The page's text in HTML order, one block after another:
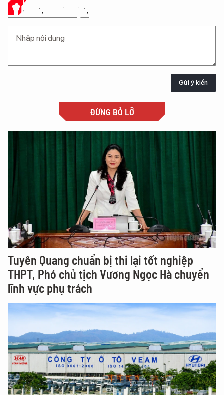
Ý KIẾN CỦA BẠN
Gửi ý kiến
ĐỪNG BỎ LỠ
Tuyên Quang chuẩn bị thi lại tốt nghiệp
THPT, Phó chủ tịch Vương Ngọc Hà chuyển
lĩnh vực phụ trách